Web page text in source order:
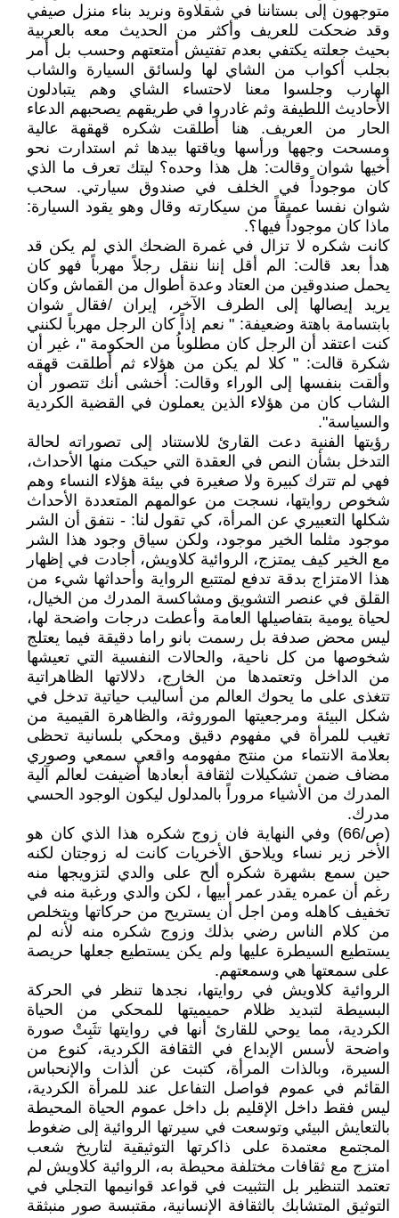
متوجهون إلى بستاننا في شقلاوة ونريد بناء منزل صيفي
وقد ضحكت للعريف وأكثر من الحديث معه بالعربية
بحيث جعلته يكتفي بعدم تفتيش أمتعتهم وحسب بل أمر
بجلب أكواب من الشاي لها ولسائق السيارة والشاب
الهارب وجلسوا معنا لاحتساء الشاي وهم يتبادلون
الأحاديث اللطيفة وثم غادروا في طريقهم يصحبهم الدعاء
الحار من العريف. هنا أطلقت شكره قهقهة عالية
ومسحت وجهها ورأسها وياقتها بيدها ثم استدارت نحو
أخيها شوان وقالت: هل هذا وحده؟ ليتك تعرف ما الذي
كان موجوداً في الخلف في صندوق سيارتي. سحب
شوان نفسا عميقاً من سيكارته وقال وهو يقود السيارة:
ماذا كان موجوداً فيها؟.
كانت شكره لا تزال في غمرة الضحك الذي لم يكن قد
هدأ بعد قالت: الم أقل إننا ننقل رجلاً مهرباً فهو كان
يحمل صندوقين من العتاد وعدة أطوال من القماش وكان
يريد إيصالها إلى الطرف الآخر، إيران /فقال شوان
بابتسامة باهتة وضعيفة: " نعم إذاً كان الرجل مهرباً لكنني
كنت اعتقد أن الرجل كان مطلوباُ من الحكومة "، غير أن
شكرة قالت: " كلا لم يكن من هؤلاء ثم أطلقت قهقه
وألقت بنفسها إلى الوراء وقالت: أخشى أنك تتصور أن
الشاب كان من هؤلاء الذين يعملون في القضية الكردية
والسياسة".
رؤيتها الفنية دعت القارئ للاستناد إلى تصوراته لحالة
التدخل بشأن النص في العقدة التي حيكت منها الأحداث،
فهي لم تترك كبيرة ولا صغيرة في بيئة هؤلاء النساء وهم
شخوص روايتها، نسجت من عوالمهم المتعددة الأحداث
شكلها التعبيري عن المرأة، كي تقول لنا: - نتفق أن الشر
موجود مثلما الخير موجود، ولكن سياق وجود هذا الشر
مع الخير كيف يمتزج، الروائية كلاويش، أجادت في إظهار
هذا الامتزاج بدقة تدفع لمتتبع الرواية وأحداثها شيء من
القلق في عنصر التشويق ومشاكسة المدرك من الخيال،
لحياة يومية بتفاصيلها العامة وأعطت درجات واضحة لها،
ليس محض صدفة بل رسمت بانو راما دقيقة فيما يعتلج
شخوصها من كل ناحية، والحالات النفسية التي تعيشها
من الداخل وتعتمدها من الخارج، دلالاتها الظاهراتية
تتغذى على ما يحوك العالم من أساليب حياتية تدخل في
شكل البيئة ومرجعيتها الموروثة، والظاهرة القيمية من
تغيب للمرأة في مفهوم دقيق ومحكي بلسانية تحظى
بعلامة الانتماء من منتج مفهومه واقعي سمعي وصوري
مضاف ضمن تشكيلات لثقافة أبعادها أضيفت لعالم آلية
المدرك من الأشياء مروراً بالمدلول ليكون الوجود الحسي
مدرك.
(ص/66) وفي النهاية فان زوج شكره هذا الذي كان هو
الأخر زير نساء ويلاحق الأخريات كانت له زوجتان لكنه
حين سمع بشهرة شكره ألح على والدي لتزويجها منه
رغم أن عمره يقدر عمر أبيها ، لكن والدي ورغبة منه في
تخفيف كاهله ومن اجل أن يستريح من حركاتها ويتخلص
من كلام الناس رضي بذلك وزوج شكره منه لأنه لم
يستطيع السيطرة عليها ولم يكن يستطيع جعلها حريصة
على سمعتها هي وسمعتهم.
الروائية كلاويش في روايتها، نجدها تنظر في الحركة
البسيطة لتبديد ظلام حميميتها للمحكي من الحياة
الكردية، مما يوحي للقارئ أنها في روايتها تثَبِتْ صورة
واضحة لأسس الإبداع في الثقافة الكردية، كنوع من
السيرة، وبالذات المرأة، كتبت عن ألذات والإنحباس
القائم في عموم فواصل التفاعل عند للمرأة الكردية،
ليس فقط داخل الإقليم بل داخل عموم الحياة المحيطة
بالتعايش البيئي وتوسعت في سيرتها الروائية إلى ضغوط
المجتمع معتمدة على ذاكرتها التوثيقية لتاريخ شعب
امتزج مع ثقافات مختلفة محيطة به، الروائية كلاويش لم
تعتمد التنظير بل التثبيت في قواعد قوانيمها التجلي في
التوثيق المتشابك بالثقافة الإنسانية، مقتبسة صور منبثقة